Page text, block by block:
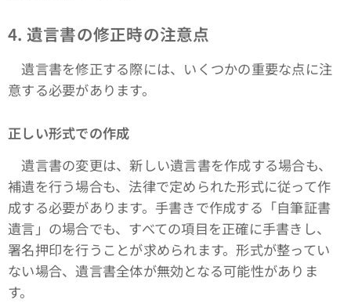
4. 遺言書の修正時の注意点
遺言書を修正する際には、いくつかの重要な点に注
意する必要があります。
正しい形式での作成
遺言書の変更は、新しい遺言書を作成する場合も、
補遺を行う場合も、法律で定められた形式に従って作
成する必要があります。手書きで作成する「自筆証書
遺言」の場合でも、すべての項目を正確に手書きし、
署名押印を行うことが求められます。形式が整ってい
ない場合、遺言書全体が無効となる可能性がありま
す。